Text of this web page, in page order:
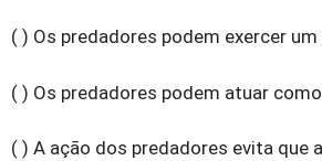
( ) Os predadores podem exercer
( ) Os predadores podem atuar
( ) A ação dos predadores evita que